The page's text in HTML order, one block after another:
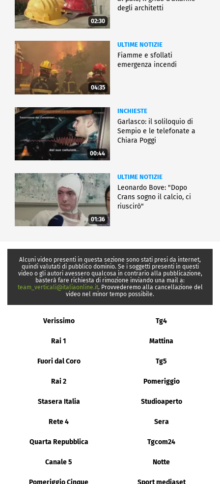
02:30
degli architetti
04:35
ULTIME NOTIZIE
Fiamme e sfollati
emergenza incendi
00:44
INCHIESTE
Garlasco: il soliloquio di
Sempio e le telefonate a
Chiara Poggi
01:36
ULTIME NOTIZIE
Leonardo Bove: "Dopo
Crans sogno il calcio, ci
riuscirò"
Alcuni video presenti in questa sezione sono stati presi da internet,
quindi valutati di pubblico dominio. Se i soggetti presenti in questi
video o gli autori avessero qualcosa in contrario alla pubblicazione,
basterà fare richiesta di rimozione inviando una mail a:
team_verticali@italiaonline.it. Provvederemo alla cancellazione del
video nel minor tempo possibile.
Verissimo Tg4
Rai 1 Mattina
Fuori dal Coro Tg5
Rai 2 Pomeriggio
Stasera Italia Studioaperto
Rete 4 Sera
Quarta Repubblica Tgcom24
Canale 5 Notte
Pomeriggio Cinque Sport mediaset